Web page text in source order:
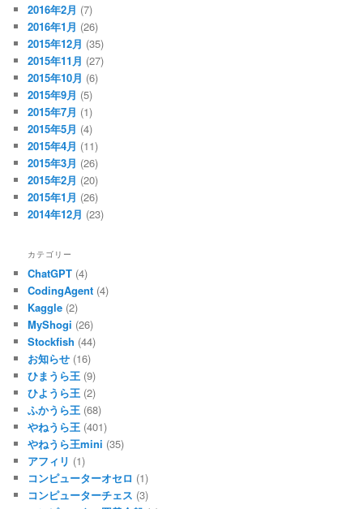
2016年2月 (7)
2016年1月 (26)
2015年12月 (35)
2015年11月 (27)
2015年10月 (6)
2015年9月 (5)
2015年7月 (1)
2015年5月 (4)
2015年4月 (11)
2015年3月 (26)
2015年2月 (20)
2015年1月 (26)
2014年12月 (23)
カテゴリー
ChatGPT (4)
CodingAgent (4)
Kaggle (2)
MyShogi (26)
Stockfish (44)
お知らせ (16)
ひまうら王 (9)
ひようら王 (2)
ふかうら王 (68)
やねうら王 (401)
やねうら王mini (35)
アフィリ (1)
コンピューターオセロ (1)
コンピューターチェス (3)